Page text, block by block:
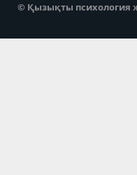
© Қызықты психология